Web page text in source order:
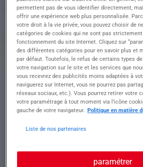
etc.
• Horaires en journée, parfois en
selon les besoins
???? Conditions : • Missions en
• Poste idéal en complément
revenu
• Taux horaire : SMIC
Profil
• Expérience en nettoyage
permettent pas de vous identifier directement,
offrir une expérience web plus personnalisée.
votre droit à la vie privée, vous pouvez choisir de
catégories de cookies qui ne sont pas
fonctionnement du site Internet. Cliquez sur
des différentes catégories pour en savoir plus et
par défaut. Toutefois, le refus de certains types
votre navigation sur le site et les services que
vous recevrez des publicités moins adaptées à
naviguerez sur Internet, vous ne pourrez pas
réseaux sociaux, etc.). Vous pourrez retirer votre
votre paramétrage à tout moment via l’icône
gauche de votre navigateur. Politique en matière
Liste de nos partenaires
paramétrer